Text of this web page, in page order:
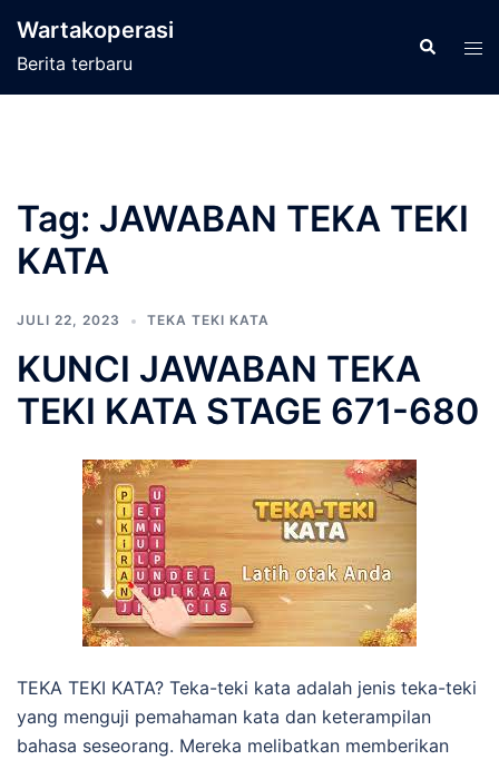
Wartakoperasi
Berita terbaru
Cari
Tag: JAWABAN TEKA TEKI
KATA
JULI 22, 2023 TEKA TEKI KATA
KUNCI JAWABAN TEKA
TEKI KATA STAGE 671-680
TEKA TEKI KATA? Teka-teki kata adalah jenis teka-teki
yang menguji pemahaman kata dan keterampilan
bahasa seseorang. Mereka melibatkan memberikan